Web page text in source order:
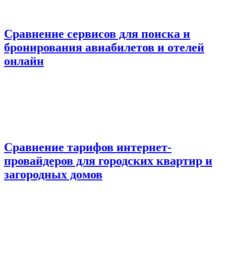
Сравнение сервисов для поиска и
бронирования авиабилетов и отелей
онлайн
Сравнение тарифов интернет-
провайдеров для городских квартир и
загородных домов